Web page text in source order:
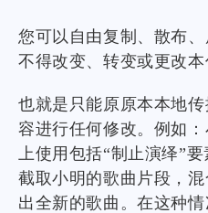
您可以自由复制、散布
不得改变、转变或更改本
也就是只能原原本本地
容进行任何修改。例如
上使用包括“制止演绎”
截取小明的歌曲片段，
出全新的歌曲。在这种